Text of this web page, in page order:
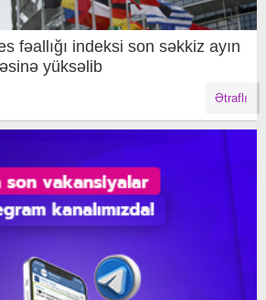
fəallığı indeksi son səkkiz ayın
yüksəlib
Ətraflı